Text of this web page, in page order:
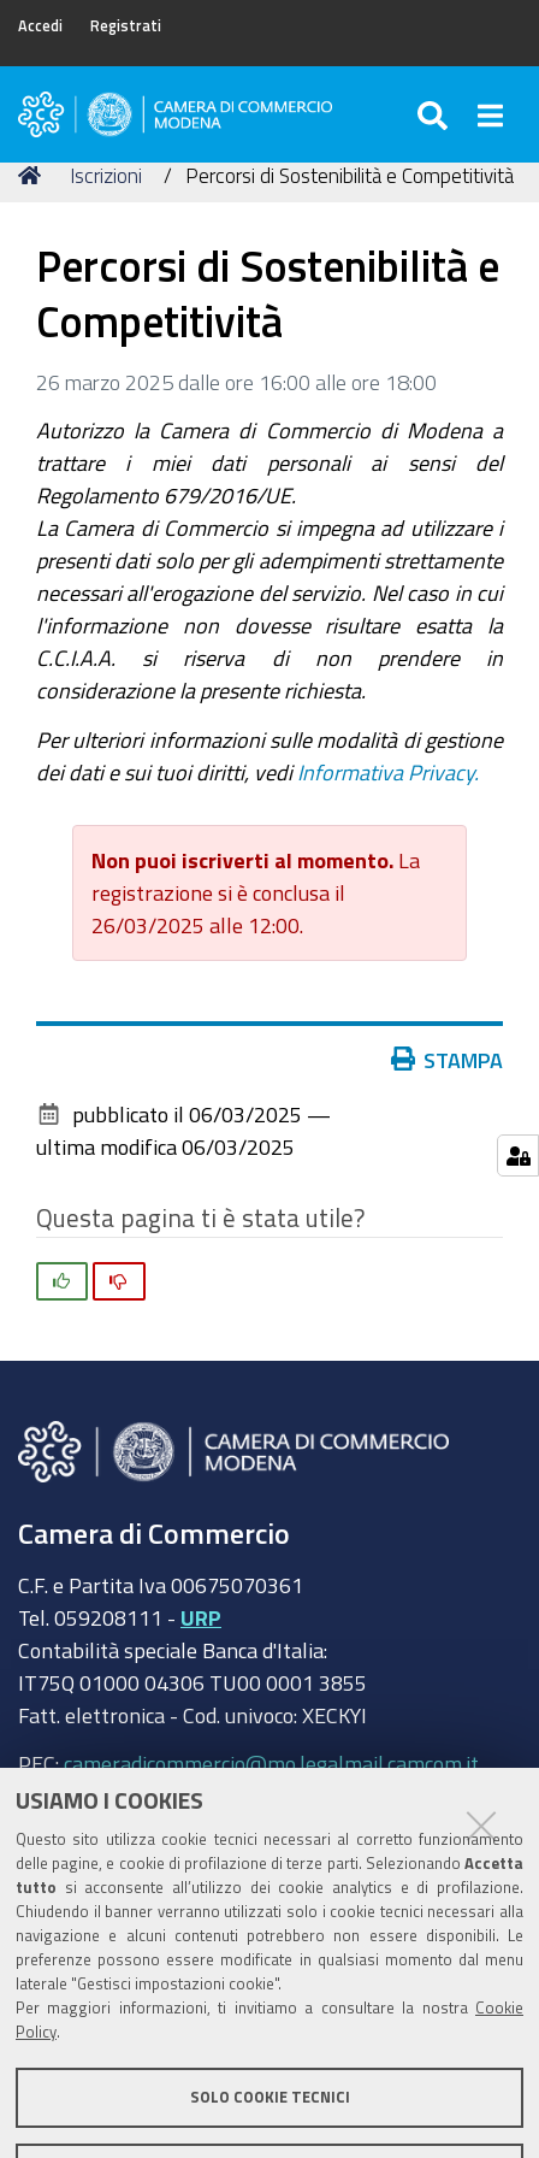
USIAMO I COOKIES
Questo sito utilizza cookie tecnici necessari al corretto funzionamento
delle pagine, e cookie di profilazione di terze parti. Selezionando Accetta
tutto si acconsente all’utilizzo dei cookie analytics e di profilazione.
Chiudendo il banner verranno utilizzati solo i cookie tecnici necessari alla
navigazione e alcuni contenuti potrebbero non essere disponibili. Le
preferenze possono essere modificate in qualsiasi momento dal menu
laterale "Gestisci impostazioni cookie".
Per maggiori informazioni, ti invitiamo a consultare la nostra Cookie
Policy
SOLO COOKIE TECNICI
Accedi Registrati
Camera
Commercio
Tu
Home
Iscrizioni Percorsi di Sostenibilità e Competitività
Percorsi di Sostenibilità e
Competitività
26 marzo 2025 dalle ore 16:00 alle ore 18:00
Autorizzo la Camera di Commercio di Modena a
trattare i miei dati personali ai sensi del
Regolamento 679/2016/UE.
La Camera di Commercio si impegna ad utilizzare i
presenti dati solo per gli adempimenti strettamente
necessari all'erogazione del servizio. Nel caso in cui
l'informazione non dovesse risultare esatta la
C.C.I.A.A. si riserva di non prendere in
considerazione la presente richiesta.
Per ulteriori informazioni sulle modalità di gestione
dei dati e sui tuoi diritti, vedi Informativa Privacy.
Non puoi iscriverti al momento. La
registrazione si è conclusa il
26/03/2025 alle 12:00.
documento
STAMPA
pubblicato il 06/03/2025 —
ultima modifica 06/03/2025
Questa pagina ti è stata utile?
Camera di Commercio
C.F. e Partita Iva 00675070361
Tel. 059208111 - URP
Contabilità speciale Banca d'Italia:
IT75Q 01000 04306 TU00 0001 3855
Fatt. elettronica - Cod. univoco: XECKYI
PEC:cameradicommercio@mo.legalmail.camcom.it
Trasparenza
Amministrazione trasparente
Albo Camerale
Pubblicità Legale
Area riservata Amministratori